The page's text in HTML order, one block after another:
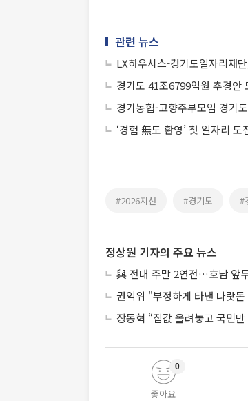
관련 뉴스
LX하우시스-경기도일자리재
경기도 41조6799억원 추경
경기농협-고향주부모임 경기
‘경험 無도 환영’ 첫 일자리 도
#2026지선 #경기도 #
정상원 기자의 주요 뉴스
與 전대 주말 2연전…호남 앞
권익위 "부정하게 타낸 나랏
장동혁 “집값 올려놓고 국민
좋아요
0